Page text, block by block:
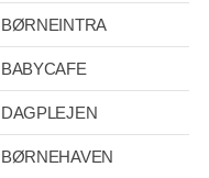
BØRNEINTRA
BABYCAFE
DAGPLEJEN
BØRNEHAVEN